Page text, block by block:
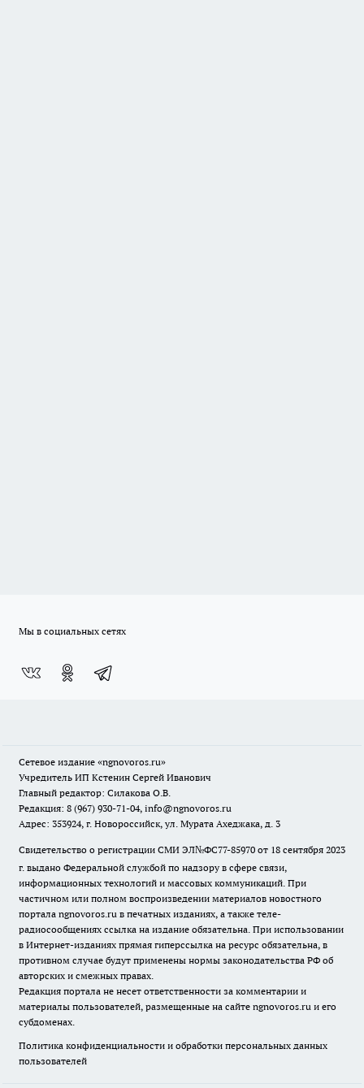
Мы в социальных сетях
Сетевое издание «ngnovoros.ru»
Учредитель ИП Кстенин Сергей Иванович
Главный редактор: Силакова О.В.
Редакция: 8 (967) 930-71-04, info@ngnovoros.ru
Адрес: 353924, г. Новороссийск, ул. Мурата Ахеджака, д. 3
Свидетельство о регистрации СМИ ЭЛ№ФС77-85970 от 18 сентября 2023
г. выдано Федеральной службой по надзору в сфере связи,
информационных технологий и массовых коммуникаций. При
частичном или полном воспроизведении материалов новостного
портала ngnovoros.ru в печатных изданиях, а также теле-
радиосообщениях ссылка на издание обязательна. При использовании
в Интернет-изданиях прямая гиперссылка на ресурс обязательна, в
противном случае будут применены нормы законодательства РФ об
авторских и смежных правах.
Редакция портала не несет ответственности за комментарии и
материалы пользователей, размещенные на сайте ngnovoros.ru и его
субдоменах.
Политика конфиденциальности и обработки персональных данных
пользователей